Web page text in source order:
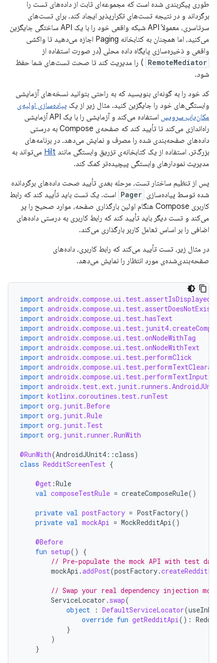
طوری پیکربندی شده است که مجموعه‌ای ثابت از داده‌های تست را
برگرداند و در نتیجه تست‌های تکرارپذیر ایجاد کند. برای تست‌های
سرتاسری، معمولاً API شبکه واقعی خود را با یک API ساختگی جایگزین
می‌کنید، اما همچنان به کتابخانه Paging اجازه می‌دهید تا واکشی
واقعی و ذخیره‌سازی پایگاه داده محلی (در صورت استفاده از
RemoteMediator ) را مدیریت کند تا صحت تست‌های شما حفظ
شود.
کد خود را به گونه‌ای بنویسید که به راحتی بتوانید نسخه‌های آزمایشی
وابستگی‌های خود را جایگزین کنید. مثال زیر از یک پیاده‌سازی اولیه‌ی
مکان‌یاب سرویس
استفاده می‌کند و آزمایشی را با یک API آزمایشی
راه‌اندازی می‌کند تا تأیید کند که صفحه‌ی Compose به درستی
داده‌های صفحه‌بندی شده را مصرف و نمایش می‌دهد. در برنامه‌های
بزرگ‌تر، استفاده از یک کتابخانه‌ی تزریق وابستگی مانند Hilt می‌تواند به
مدیریت نمودارهای وابستگی پیچیده‌تر کمک کند.
پس از تنظیم ساختار تست، مرحله بعدی تأیید صحت داده‌های برگردانده
شده توسط پیاده‌سازی Pager است. یک تست باید تأیید کند که رابط
کاربری Compose هنگام اولین بارگذاری صفحه، موارد صحیح را پر
می‌کند و تست دیگر باید تأیید کند که رابط کاربری به درستی داده‌های
اضافی را بر اساس تعامل کاربر بارگذاری می‌کند.
در مثال زیر، تست تأیید می‌کند که رابط کاربری، داده‌های
صفحه‌بندی‌شده‌ی مورد انتظار را نمایش می‌دهد.
import androidx.compose.ui.test.assertIsDisplayed
import androidx.compose.ui.test.assertDoesNotExist
import androidx.compose.ui.test.hasText
import
import androidx.compose.ui.test.onNodeWithTag
import androidx.compose.ui.test.onNodeWithText
import androidx.compose.ui.test.performClick
import
import androidx.compose.ui.test.performTextInput
import
import kotlinx.coroutines.test.runTest
import org.junit.Before
import org.junit.Rule
import org.junit.Test
import org.junit.runner.RunWith
@RunWith(AndroidJUnit4 ::class)
class RedditScreenTest {
@get :Rule
val composeTestRule = createComposeRule()
private val postFactory = PostFactory()
private val mockApi = MockRedditApi()
@Before
fun setup()
{
// Pre-populate the mock API with test
mockApi .addPost(postFactory.
// Swap your real dependency injection
ServiceLocator . swap(
object
: DefaultServiceLocator(
override fun getRedditApi():
}
)
}